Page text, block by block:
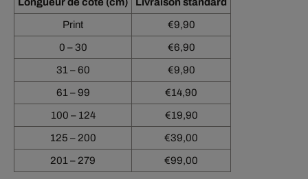
Print €9,90
0 – 30 €6,90
31 – 60 €9,90
61 – 99 €14,90
100 – 124 €19,90
125 – 200 €39,00
201 – 279 €99,00